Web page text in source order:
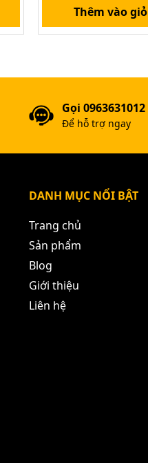
Thêm vào giỏ
Gọi 0963631012
Để hỗ trợ ngay
DANH MỤC NỔI BẬT
Trang chủ
Sản phẩm
Blog
Giới thiệu
Liên hệ